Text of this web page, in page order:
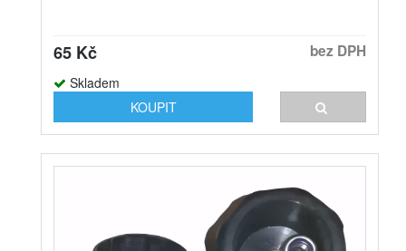
65 Kč bez DPH
Skladem
KOUPIT